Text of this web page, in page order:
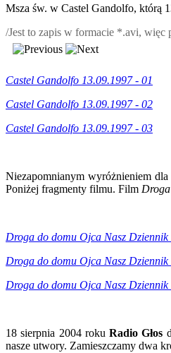
Msza św. w Castel Gandolfo, którą
/Jest to zapis w formacie *.avi, więc
Castel Gandolfo 13.09.1997 - 01
Castel Gandolfo 13.09.1997 - 02
Castel Gandolfo 13.09.1997 - 03
Niezapomnianym wyróżnieniem dla
Poniżej fragmenty filmu. Film
Droga do domu Ojca Nasz Dziennik
Droga do domu Ojca Nasz
Droga do domu Ojca Nasz
18 sierpnia 2004 rokuRadio Głos
nasze utwory. Zamieszczamy dwa